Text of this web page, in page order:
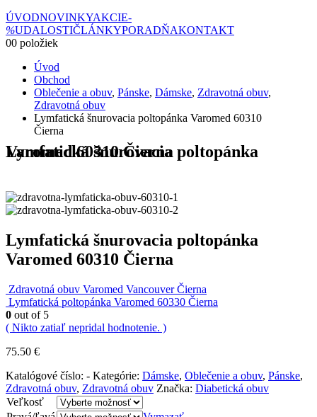
ÚVODNOVINKYAKCIE-
%UDALOSTIČLÁNKYPORADŇAKONTAKT
00 položiek
Úvod
Obchod
Oblečenie a obuv, Pánske, Dámske, Zdravotná obuv,
Zdravotná obuv
Lymfatická šnurovacia poltopánka Varomed 60310
Čierna
Lymfatická šnurovacia poltopánka Varomed 60310 Čierna
Lymfatická šnurovacia poltopánka
Varomed 60310 Čierna
Zdravotná obuv Varomed Vancouver Čierna
Lymfatická poltopánka Varomed 60330 Čierna
0 out of 5
( Nikto zatiaľ nepridal hodnotenie. )
75.50 €
Katalógové číslo: - Kategórie: Dámske, Oblečenie a obuv, Pánske,
Zdravotná obuv, Zdravotná obuv Značka: Diabetická obuv
Veľkosť